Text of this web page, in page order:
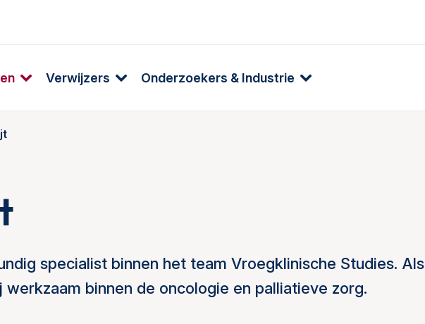
Verwijzers Onderzoekers & Industrie
specialist binnen het team Vroegklinische Studies. Als
binnen de oncologie en palliatieve zorg.